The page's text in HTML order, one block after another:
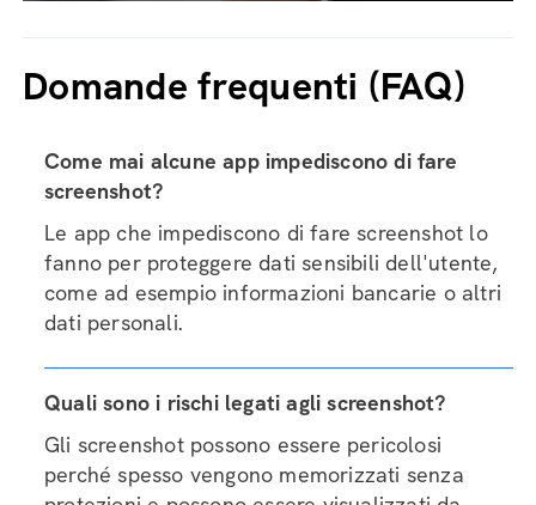
Domande frequenti (FAQ)
Come mai alcune app impediscono di fare
screenshot?
Le app che impediscono di fare screenshot lo
fanno per proteggere dati sensibili dell'utente,
come ad esempio informazioni bancarie o altri
dati personali.
Quali sono i rischi legati agli screenshot?
Gli screenshot possono essere pericolosi
perché spesso vengono memorizzati senza